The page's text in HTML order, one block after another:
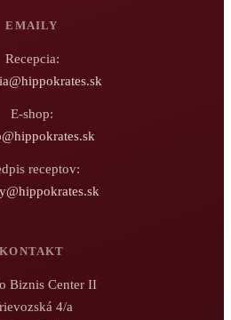
EMAILY
Recepcia:
E-shop:
receptov:
KONTAKT
Biznis Center II
4/a